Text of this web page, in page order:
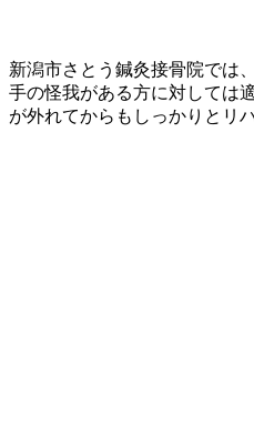
新潟市さとう鍼灸接骨院では
手の怪我がある方に対しては
が外れてからもしっかりとリ